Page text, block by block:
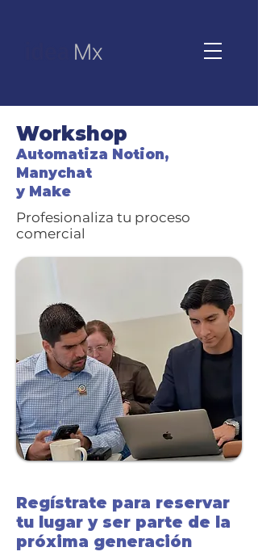
Workshop
Automatiza Notion,
Manychat
y Make
Profesionaliza tu proceso
comercial
Regístrate para reservar
tu lugar y ser parte de la
próxima generación